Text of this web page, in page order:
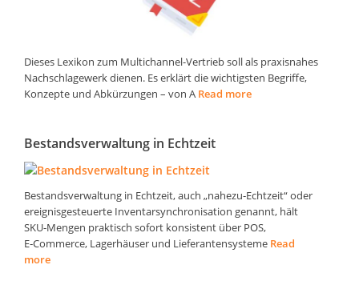
Dieses Lexikon zum Multichannel-Vertrieb soll als praxisnahes
Nachschlagewerk dienen. Es erklärt die wichtigsten Begriffe,
Konzepte und Abkürzungen – von A Read more
Bestandsverwaltung in Echtzeit
Bestandsverwaltung in Echtzeit, auch „nahezu‑Echtzeit“ oder
ereignisgesteuerte Inventarsynchronisation genannt, hält
SKU‑Mengen praktisch sofort konsistent über POS,
E‑Commerce, Lagerhäuser und Lieferantensysteme Read
more